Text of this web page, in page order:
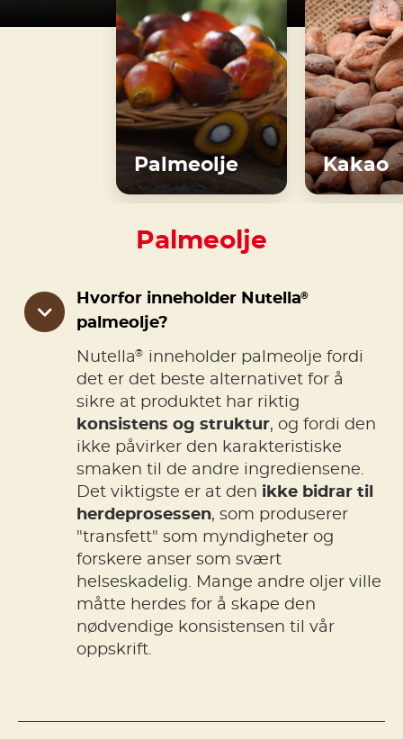
Palmeolje Kakao
Palmeolje
Hvorfor inneholder Nutella®
palmeolje?
Nutella®
inneholder palmeolje fordi
det er det beste alternativet for å
sikre at produktet har riktig
konsistens og struktur, og fordi den
ikke påvirker den karakteristiske
smaken til de andre ingrediensene.
Det viktigste er at den ikke bidrar til
herdeprosessen, som produserer
"transfett" som myndigheter og
forskere anser som svært
helseskadelig. Mange andre oljer ville
måtte herdes for å skape den
nødvendige konsistensen til vår
oppskrift.